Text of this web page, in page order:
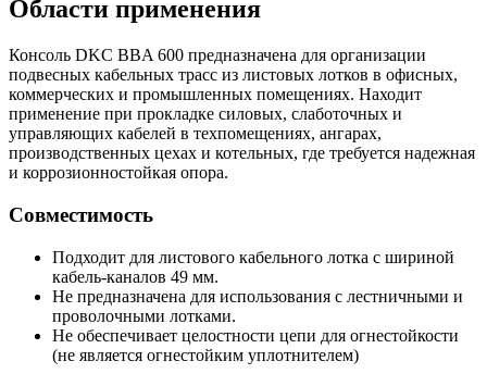
Области применения
Консоль DKC BBA 600 предназначена для организации
подвесных кабельных трасс из листовых лотков в офисных,
коммерческих и промышленных помещениях. Находит
применение при прокладке силовых, слаботочных и
управляющих кабелей в техпомещениях, ангарах,
производственных цехах и котельных, где требуется надежная
и коррозионностойкая опора.
Совместимость
Подходит для листового кабельного лотка с шириной
кабель-каналов 49 мм.
Не предназначена для использования с лестничными и
проволочными лотками.
Не обеспечивает целостности цепи для огнестойкости
(не является огнестойким уплотнителем)